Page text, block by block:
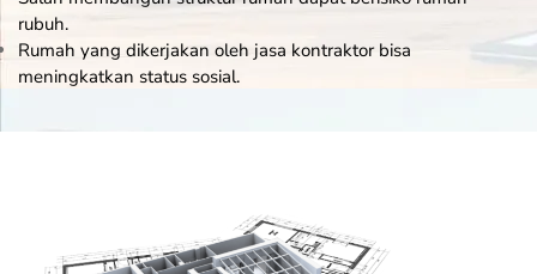
rubuh.
Rumah yang dikerjakan oleh jasa kontraktorbisa
meningkatkan status sosial.